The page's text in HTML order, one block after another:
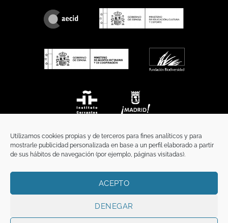
Utilizamos cookies propias y de terceros para fines analíticos y para
mostrarle publicidad personalizada en base a un perfil elaborado a partir
de sus hábitos de navegación (por ejemplo, páginas visitadas).
ACEPTO
DENEGAR
TÉRMINOS Y CONDICIONES
Copyright 2026 ©FunciFUNCI es titular de los derechos de propiedad